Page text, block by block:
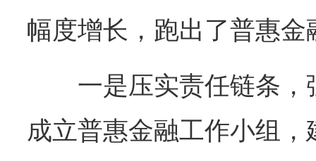
幅度增长，跑出了普惠金
一是压实责任链条
成立普惠金融工作小组，